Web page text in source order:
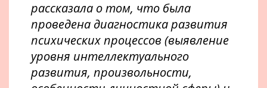
рассказала о том, что была
проведена диагностика развития
психических процессов (выявление
уровня интеллектуального
развития, произвольности,